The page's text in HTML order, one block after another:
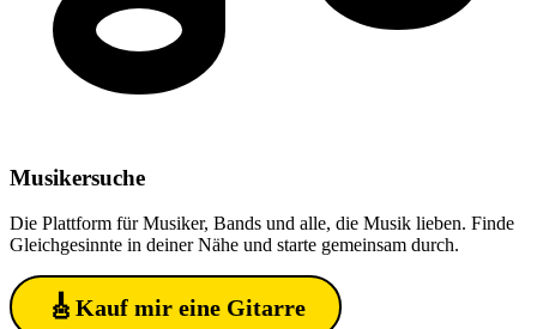
Musikersuche
Die Plattform für Musiker, Bands und alle, die Musik lieben. Finde
Gleichgesinnte in deiner Nähe und starte gemeinsam durch.
🎸 Kauf mir eine Gitarre